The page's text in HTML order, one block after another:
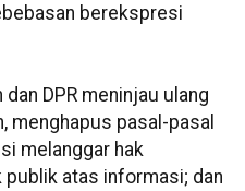
berekspresi
DPR meninjau ulang
menghapus pasal-pasal
melanggar hak
publik atas informasi; dan